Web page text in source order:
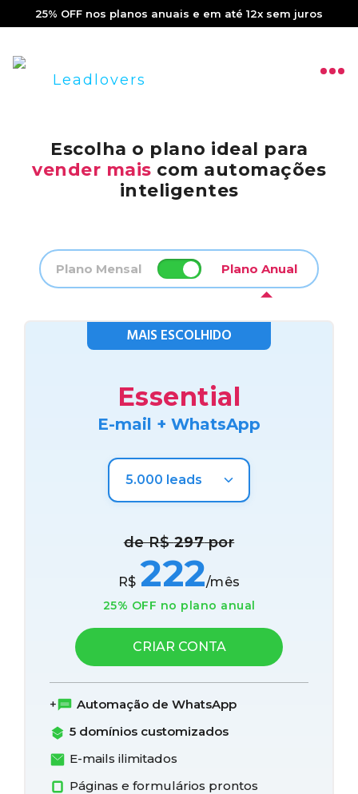
25% OFF nos planos anuais e em até 12x sem juros
Escolha o plano ideal para
vender mais com automações
inteligentes
Plano Mensal Plano Anual
MAIS ESCOLHIDO
Essential
E-mail + WhatsApp
de R$297por
R$ 222/mês
25% OFF no plano anual
CRIAR CONTA
Automação de WhatsApp
5 domínios customizados
E-mails ilimitados
Páginas e formulários prontos